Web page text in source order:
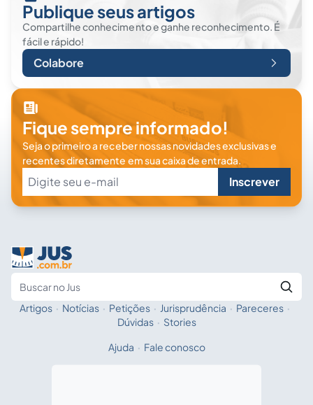
Publique seus artigos
Compartilhe conhecimento e ganhe reconhecimento. É
fácil e rápido!
Colabore
Fique sempre informado!
Seja o primeiro a receber nossas novidades exclusivas e
recentes diretamente em sua caixa de entrada.
Inscrever
Fale com a IA
Artigos · Notícias · Petições · Jurisprudência · Pareceres ·
Dúvidas · Stories
Ajuda · Fale conosco